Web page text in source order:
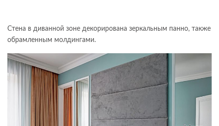
Стена в диванной зоне декорирована зеркальным панно, также
обрамленным молдингами.